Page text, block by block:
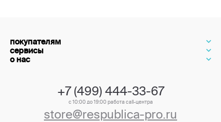
покупателям
сервисы
о нас
+7 (499) 444-33-67
с 10:00 до 19:00 работа call-центра
store@respublica-pro.ru